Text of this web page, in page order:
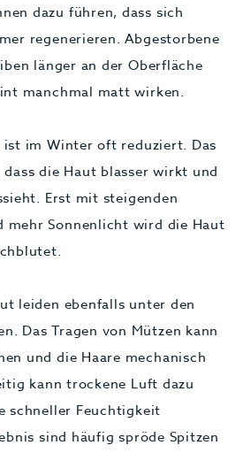
dazu führen, dass sich
regenerieren. Abgestorbene
länger an der Oberfläche
manchmal matt wirken.
im Winter oft reduziert. Das
die Haut blasser wirkt und
Erst mit steigenden
mehr Sonnenlicht wird die Haut
leiden ebenfalls unter den
Das Tragen von Mützen kann
und die Haare mechanisch
kann trockene Luft dazu
schneller Feuchtigkeit
sind häufig spröde Spitzen